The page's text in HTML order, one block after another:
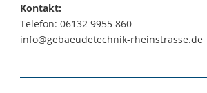
Kontakt:
Telefon: 06132 9955 860
info@gebaeudetechnik-rheinstrasse.de